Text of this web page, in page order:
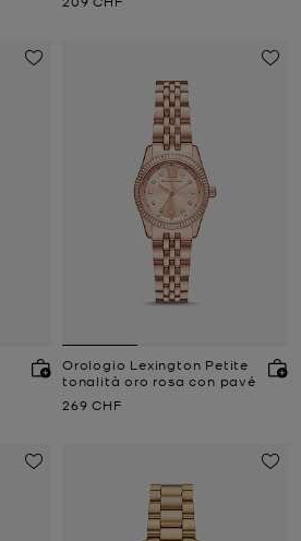
Orologio Lexington Petite
tonalità oro rosa con pavé
Prezzo attuale
269 CHF